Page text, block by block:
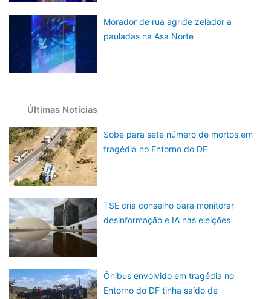
Morador de rua agride zelador a
pauladas na Asa Norte
Últimas Notícias
Sobe para sete número de mortos em
tragédia no Entorno do DF
TSE cria conselho para monitorar
desinformação e IA nas eleições
Ônibus envolvido em tragédia no
Entorno do DF tinha saído de